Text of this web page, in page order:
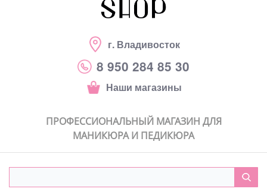
г. Владивосток
8 950 284 85 30
Наши магазины
ПРОФЕССИОНАЛЬНЫЙ МАГАЗИН ДЛЯ
МАНИКЮРА И ПЕДИКЮРА